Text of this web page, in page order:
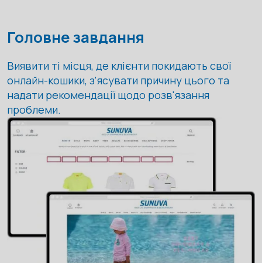
Головне завдання
Виявити ті місця, де клієнти покидають свої
онлайн-кошики, з'ясувати причину цього та
надати рекомендації щодо розв'язання
проблеми.